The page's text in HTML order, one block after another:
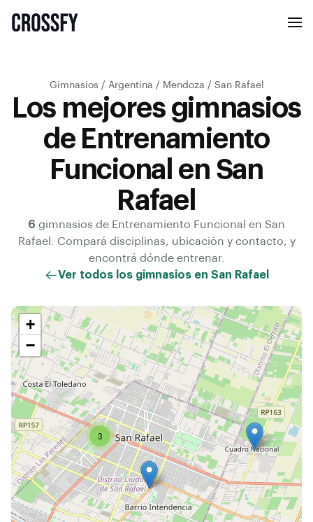
Gimnasios / Argentina / Mendoza / San Rafael
Los mejores gimnasios
de Entrenamiento
Funcional en San
Rafael
6 gimnasios de Entrenamiento Funcional en San
Rafael
. Compará disciplinas, ubicación y contacto, y
encontrá dónde entrenar.
Ver todos los gimnasios en San Rafael
3
+
−